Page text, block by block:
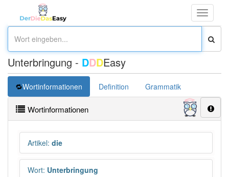
Toggle
Unterbringung - DDDEasy
Wortinformationen Definition Grammatik
Wortinformationen
Artikel: die
Wort: Unterbringung